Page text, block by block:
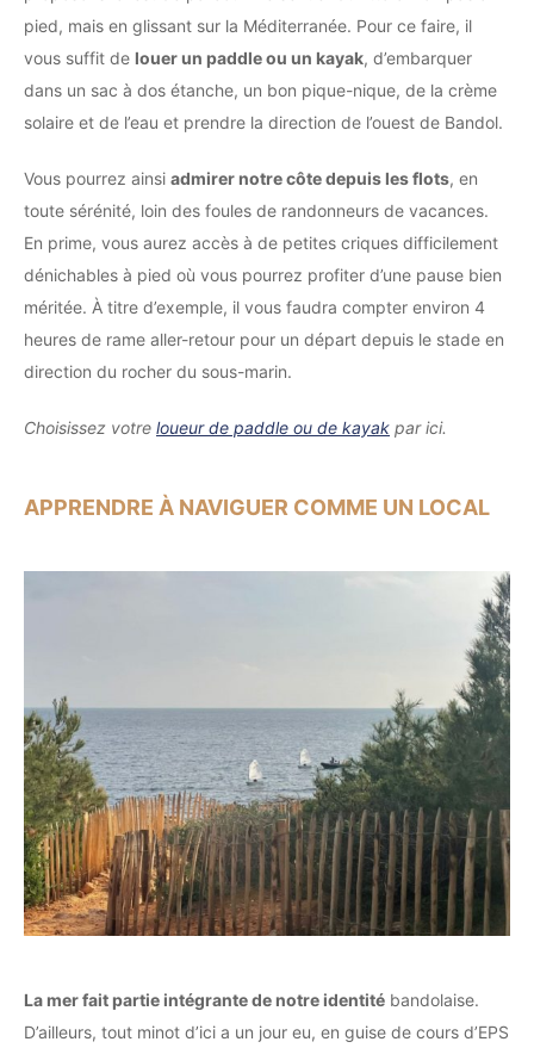
pied, mais en glissant sur la Méditerranée. Pour ce faire, il
vous suffit de louer un paddle ou un kayak, d’embarquer
dans un sac à dos étanche, un bon pique-nique, de la crème
solaire et de l’eau et prendre la direction de l’ouest de Bandol.
Vous pourrez ainsi admirer notre côte depuis les flots, en
toute sérénité, loin des foules de randonneurs de vacances.
En prime, vous aurez accès à de petites criques difficilement
dénichables à pied où vous pourrez profiter d’une pause bien
méritée. À titre d’exemple, il vous faudra compter environ 4
heures de rame aller-retour pour un départ depuis le stade en
direction du rocher du sous-marin.
Choisissez votre loueur de paddle ou de kayak par ici.
APPRENDRE À NAVIGUER COMME UN LOCAL
La mer fait partie intégrante de notre identité bandolaise.
D’ailleurs, tout minot d’ici a un jour eu, en guise de cours d’EPS